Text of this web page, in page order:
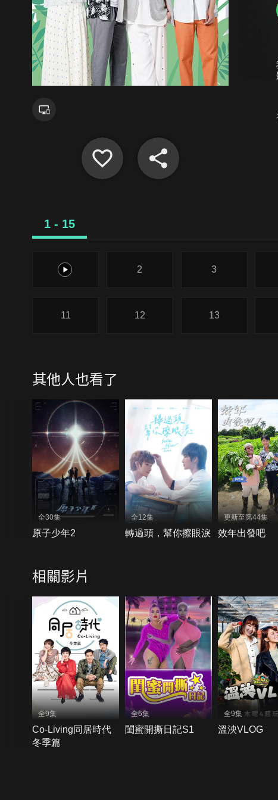
1 - 15
1 2 3
11 12 13
其他人也看了
全30集
原子少年2
全12集
轉過頭，幫你擦眼淚
更新至第44集
效年出發吧
相關影片
全9集
Co-Living同居時代
冬季篇
全6集
閨蜜開撕日記S1
全9集
溫泱VLOG